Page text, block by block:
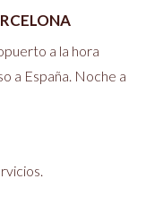
a la hora
a España. Noche a